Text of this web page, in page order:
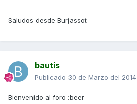
Saludos desde Burjassot
bautis
Publicado 30 de Marzo del 2014
Bienvenido al foro :beer